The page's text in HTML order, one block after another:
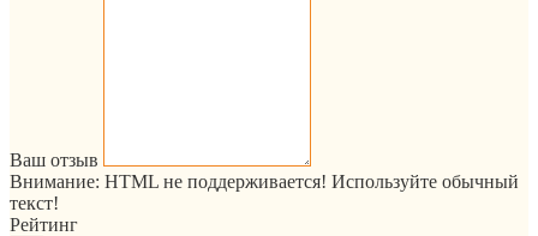
Ваш отзыв
Внимание: HTML не поддерживается! Используйте обычный
текст!
Рейтинг